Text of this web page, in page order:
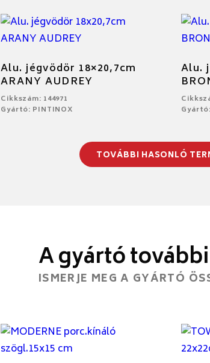
Alu. jégvödör 18×20,7cm
ARANY AUDREY
Cikkszám: 144971
Gyártó: PINTINOX
Alu.
TOVÁBBI HASONLÓ
A gyártó
ISMERJE MEG A GYÁRTÓ